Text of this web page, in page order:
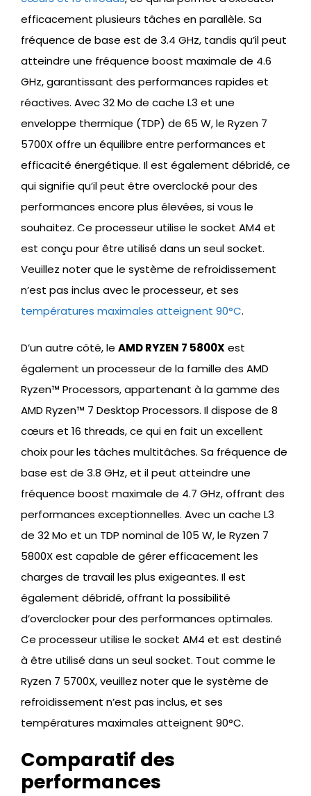
efficacement plusieurs tâches en parallèle. Sa
fréquence de base est de 3.4 GHz, tandis qu’il peut
atteindre une fréquence boost maximale de 4.6
GHz, garantissant des performances rapides et
réactives. Avec 32 Mo de cache L3 et une
enveloppe thermique (TDP) de 65 W, le Ryzen 7
5700X offre un équilibre entre performances et
efficacité énergétique. Il est également débridé, ce
qui signifie qu’il peut être overclocké pour des
performances encore plus élevées, si vous le
souhaitez. Ce processeur utilise le socket AM4 et
est conçu pour être utilisé dans un seul socket.
Veuillez noter que le système de refroidissement
n’est pas inclus avec le processeur, et ses
températures maximales atteignent 90°C.
D’un autre côté, le AMD RYZEN 7 5800Xest
également un processeur de la famille des AMD
Ryzen™ Processors, appartenant à la gamme des
AMD Ryzen™ 7 Desktop Processors. Il dispose de 8
cœurs et 16 threads, ce qui en fait un excellent
choix pour les tâches multitâches. Sa fréquence de
base est de 3.8 GHz, et il peut atteindre une
fréquence boost maximale de 4.7 GHz, offrant des
performances exceptionnelles. Avec un cache L3
de 32 Mo et un TDP nominal de 105 W, le Ryzen 7
5800X est capable de gérer efficacement les
charges de travail les plus exigeantes. Il est
également débridé, offrant la possibilité
d’overclocker pour des performances optimales.
Ce processeur utilise le socket AM4 et est destiné
à être utilisé dans un seul socket. Tout comme le
Ryzen 7 5700X, veuillez noter que le système de
refroidissement n’est pas inclus, et ses
températures maximales atteignent 90°C.
Comparatif des
performances